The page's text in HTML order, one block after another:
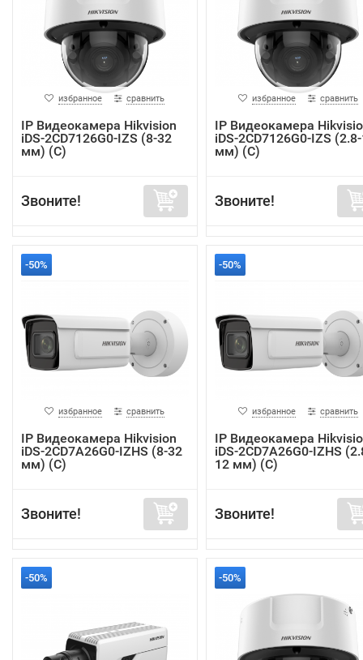
избранное сравнить
IP Видеокамера Hikvision
iDS-2CD7126G0-IZS (8-32
мм) (C)
Звоните!
избранное сравнить
IP Видеокамера
iDS-2CD7126G0-IZS
мм) (C)
Звоните!
-50%
избранное сравнить
IP Видеокамера Hikvision
iDS-2CD7A26G0-IZHS (8-32
мм) (C)
Звоните!
-50%
избранное сравнить
IP Видеокамера
iDS-2CD7A26G0-IZHS
12 мм) (C)
Звоните!
-50% -50%